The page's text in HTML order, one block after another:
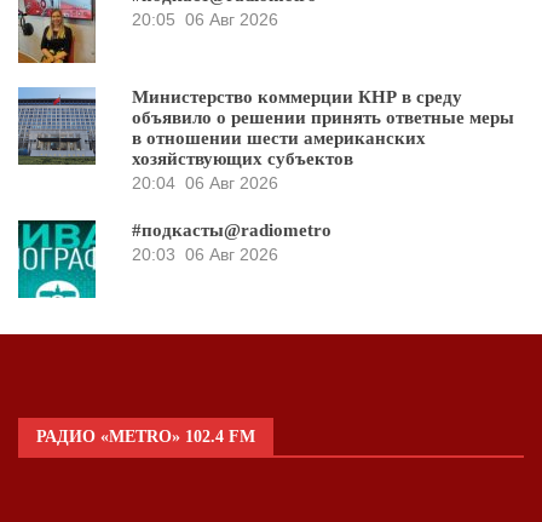
20:05 06 Авг 2026
Министерство коммерции КНР в среду
объявило о решении принять ответные меры
в отношении шести американских
хозяйствующих субъектов
20:04 06 Авг 2026
#подкасты@radiometro
20:03 06 Авг 2026
РАДИО «METRO» 102.4 FM